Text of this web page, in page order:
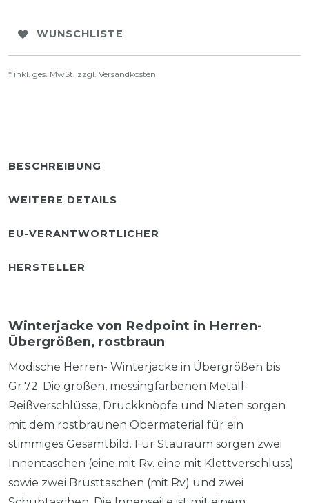
WUNSCHLISTE
* inkl. ges. MwSt. zzgl. Versandkosten
BESCHREIBUNG
WEITERE DETAILS
EU-VERANTWORTLICHER
HERSTELLER
Winterjacke von Redpoint in Herren-
Übergrößen, rostbraun
Modische Herren- Winterjacke in Übergrößen bis
Gr.72. Die großen, messingfarbenen Metall-
Reißverschlüsse, Druckknöpfe und Nieten sorgen
mit dem rostbraunen Obermaterial für ein
stimmiges Gesamtbild. Für Stauraum sorgen zwei
Innentaschen (eine mit Rv. eine mit Klettverschluss)
sowie zwei Brusttaschen (mit Rv) und zwei